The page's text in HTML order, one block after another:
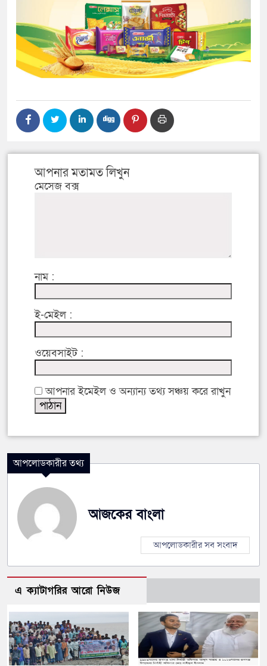
আপনার মতামত লিখুন
মেসেজ বক্স
নাম :
ই-মেইল :
ওয়েবসাইট :
আপনার ইমেইল ও অন্যান্য তথ্য সঞ্চয় করে রাখুন
আপলোডকারীর তথ্য
আজকের বাংলা
আপলোডকারীর সব সংবাদ
এ ক্যাটাগরির আরো নিউজ